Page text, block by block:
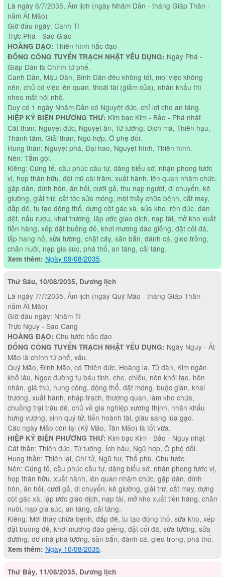
Là ngày 6/7/2035, Âm lịch (ngày Nhâm Dần - tháng Giáp Thân -
năm Ất Mão)
Giờ đầu ngày: Canh Tí
Trực Phá - Sao Giác
HOÀNG ĐẠO: Thiên hình hắc đạo
ĐỔNG CÔNG TUYỂN TRẠCH NHẬT YẾU DỤNG: Ngày Phá -
Giáp Dần là Chính tứ phế.
Canh Dần, Mậu Dần, Bính Dần đều không tốt, mọi việc không
nên, chủ có việc lên quan, thoái tài (giảm của), nhân khẩu thì
nheo mắt nói nhỏ.
Duy có 1 ngày Nhâm Dần có Nguyệt đức, chỉ lợi cho an táng.
HIỆP KỶ BIỆN PHƯƠNG THƯ: Kim bạc Kim - Bảo - Phá nhật
Cát thần: Nguyệt đức, Nguyệt ân, Tứ tướng, Dịch mã, Thiên hậu,
Thánh tâm, Giải thần, Ngũ hợp, Ô phệ đối.
Hung thần: Nguyệt phá, Đại hao, Nguyệt hình, Thiên hình.
Nên: Tắm gội.
Kiêng: Cúng tế, cầu phúc cầu tự, dâng biểu sớ, nhận phong tước
vị, họp thân hữu, đội mũ cài trâm, xuất hành, lên quan nhậm chức,
gặp dân, đính hôn, ăn hỏi, cưới gả, thu nạp người, di chuyển, kê
giường, giải trừ, cắt tóc sửa móng, mời thầy chữa bệnh, cắt may,
đắp đê, tu tạo động thổ, dựng cột gác xà, sửa kho, rèn đúc, đan
dệt, nấu rượu, khai trương, lập ước giao dịch, nạp tài, mở kho xuất
tiền hàng, xếp đặt buồng đẻ, khơi mương đào giếng, đặt cối đá,
lấp hang hố, sửa tường, chặt cây, săn bắn, đánh cá, gieo trồng,
chăn nuôi, nạp gia súc, phá thổ, an táng, cải táng.
Xem thêm: Ngày 09/08/2035.
Thứ Sáu, 10/08/2035, Dương lịch
Là ngày 7/7/2035, Âm lịch (ngày Quý Mão - tháng Giáp Thân -
năm Ất Mão)
Giờ đầu ngày: Nhâm Tí
Trực Nguy - Sao Cang
HOÀNG ĐẠO: Chu tước hắc đạo
ĐỔNG CÔNG TUYỂN TRẠCH NHẬT YẾU DỤNG: Ngày Nguy - Ất
Mão là chính tứ phế, xấu.
Quý Mão, Đinh Mão, có Thiên đức, Hoàng la, Tử đàn, Kim ngân
khố lâu, Ngọc đường tụ báu tinh, che, chiếu, nên khởi tạo, hôn
nhân, giá thú, hưng công, động thổ, đặt móng, buộc giàn, khai
trương, xuất hành, nhập trạch, thượng quan, làm kho chứa,
chuồng trại trâu dê, chủ về gia nghiệp xương thịnh, nhân khẩu
hưng vượng, sinh quý tử, tiến hoành tài, giàu sang lúa gạo.
Các ngày Mão còn lại (Kỷ Mão, Tân Mão) là tốt vừa.
HIỆP KỶ BIỆN PHƯƠNG THƯ: Kim bạc Kim - Bảo - Nguy nhật
Cát thần: Thiên đức, Tứ tướng. Ích hậu, Ngũ hợp, Ô phệ đối.
Hung thần: Thiên lại, Chí tử, Ngũ hư, Thổ phù, Chu tước.
Nên: Cúng tế, cầu phúc cầu tự, dâng biểu sớ, nhận phong tước vị,
họp thân hữu, xuất hành, lên quan nhậm chức, gặp dân, đính
hôn, ăn hỏi, cưới gả, di chuyển, kê giường, giải trừ, cắt may, dựng
cột gác xà, lập ước giao dịch, nạp tài, mở kho xuất tiền hàng, chăn
nuôi, nạp gia súc, an táng, cải táng.
Kiêng: Mời thầy chữa bệnh, đắp đê, tu tạo động thổ, sửa kho, xếp
đặt buồng đẻ, khơi mương đào giếng, đặt cối đá, sửa tường, sửa
đường, dỡ nhà phá tường, săn bắn, đánh cá, gieo trồng, phá thổ.
Xem thêm: Ngày 10/08/2035.
Thứ Bảy, 11/08/2035, Dương lịch